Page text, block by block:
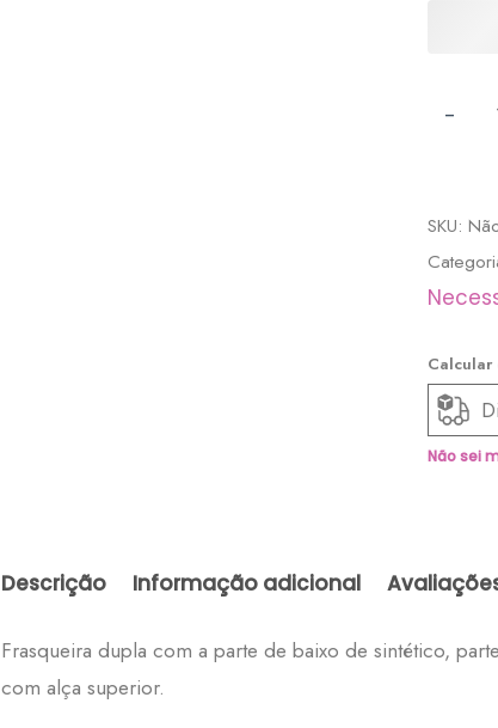
-
SKU:
Calcular
Não sei
Descrição Informação adicional
Frasqueira dupla com a parte de baixo de sintético,
com alça superior.